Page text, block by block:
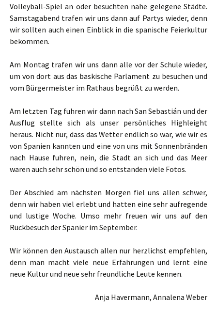
Volleyball-Spiel an oder besuchten nahe gelegene Städte.
Samstagabend trafen wir uns dann auf Partys wieder, denn
wir sollten auch einen Einblick in die spanische Feierkultur
bekommen.
Am Montag trafen wir uns dann alle vor der Schule wieder,
um von dort aus das baskische Parlament zu besuchen und
vom Bürgermeister im Rathaus begrüßt zu werden.
Am letzten Tag fuhren wir dann nach San Sebastián und der
Ausflug stellte sich als unser persönliches Highleight
heraus. Nicht nur, dass das Wetter endlich so war, wie wir es
von Spanien kannten und eine von uns mit Sonnenbränden
nach Hause fuhren, nein, die Stadt an sich und das Meer
waren auch sehr schön und so entstanden viele Fotos.
Der Abschied am nächsten Morgen fiel uns allen schwer,
denn wir haben viel erlebt und hatten eine sehr aufregende
und lustige Woche. Umso mehr freuen wir uns auf den
Rückbesuch der Spanier im September.
Wir können den Austausch allen nur herzlichst empfehlen,
denn man macht viele neue Erfahrungen und lernt eine
neue Kultur und neue sehr freundliche Leute kennen.
Anja Havermann, Annalena Weber